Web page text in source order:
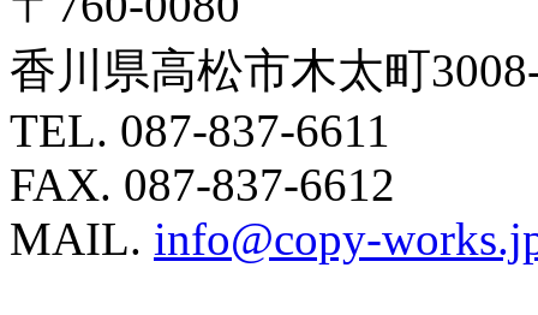
香川県高松市木太町
TEL. 087-837-6611
FAX. 087-837-6612
MAIL. info@copy-